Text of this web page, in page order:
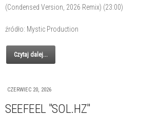
(Condensed Version, 2026 Remix) (23:00)
źródło: Mystic Production
Czytaj dalej...
CZERWIEC 20, 2026
SEEFEEL "SOL.HZ"